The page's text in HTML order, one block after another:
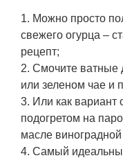
1. Можно просто
свежего огурца –
рецепт;
2. Смочите ватные
или зеленом чае и
3. Или как вариант
подогретом на
масле виноградной
4. Самый